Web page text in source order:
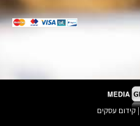
| קידום עסקים